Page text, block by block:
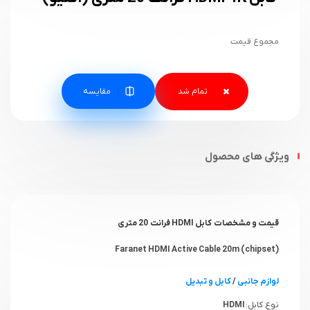
مجموع قیمت
مقایسه
ویژگی های محصول
قیمت و مشخصات کابل HDMI فرانت 20 متری
(chipset) Faranet HDMI Active Cable 20m
لوازم جانبی/کابل و تبدیل
نوع کابل:HDMI